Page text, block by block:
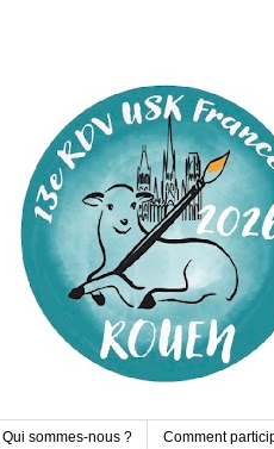
Qui sommes-nous ? Comment